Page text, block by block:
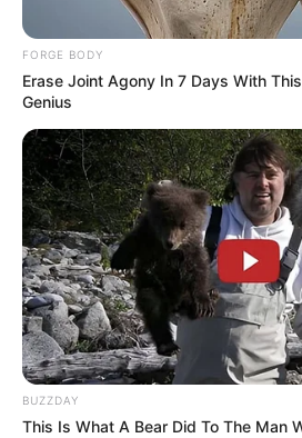
FORGE BODY
Erase Joint Agony In 7 Days With
Genius
BUZZDAY
This Is What A Bear Did To The Man